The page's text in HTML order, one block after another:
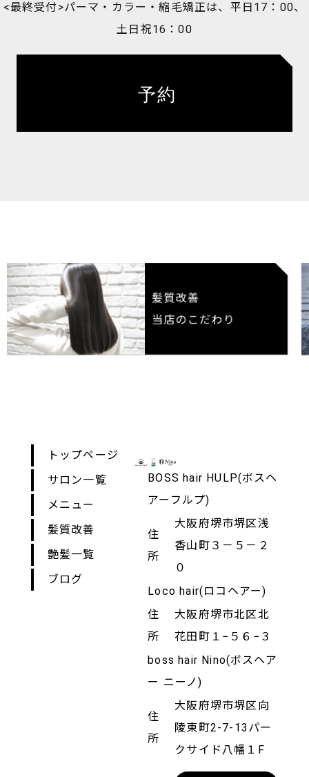
<最終受付>パーマ・カラー・縮毛矯正は、平日17：00、
土日祝16：00
予約
髪質改善
当店のこだわり
トップページ
サロン一覧
メニュー
髪質改善
艶髪一覧
ブログ
BOSS hair HULP(ボスヘ
アーフルプ)
住
所
大阪府堺市堺区浅
香山町３－５－２
０
Loco hair(ロコヘアー)
住
所
大阪府堺市北区北
花田町１−５６−３
boss hair Nino(ボスヘア
ー ニーノ)
住
所
大阪府堺市堺区向
陵東町2-7-13パー
クサイド八幡１F